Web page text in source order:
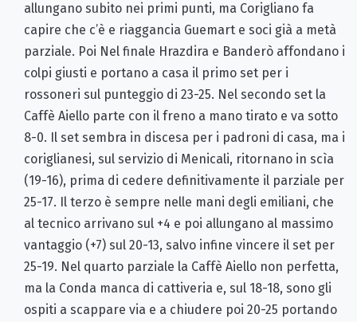
allungano subito nei primi punti, ma Corigliano fa
capire che c’è e riaggancia Guemart e soci già a metà
parziale. Poi Nel finale Hrazdira e Banderò affondano i
colpi giusti e portano a casa il primo set per i
rossoneri sul punteggio di 23-25. Nel secondo set la
Caffè Aiello parte con il freno a mano tirato e va sotto
8-0. Il set sembra in discesa per i padroni di casa, ma i
coriglianesi, sul servizio di Menicali, ritornano in scìa
(19-16), prima di cedere definitivamente il parziale per
25-17. Il terzo è sempre nelle mani degli emiliani, che
al tecnico arrivano sul +4 e poi allungano al massimo
vantaggio (+7) sul 20-13, salvo infine vincere il set per
25-19. Nel quarto parziale la Caffè Aiello non perfetta,
ma la Conda manca di cattiveria e, sul 18-18, sono gli
ospiti a scappare via e a chiudere poi 20-25 portando